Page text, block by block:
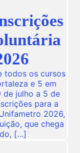
todos os cursos
e 5 em
de julho a 5 de
para a
2026,
que chega
[…]